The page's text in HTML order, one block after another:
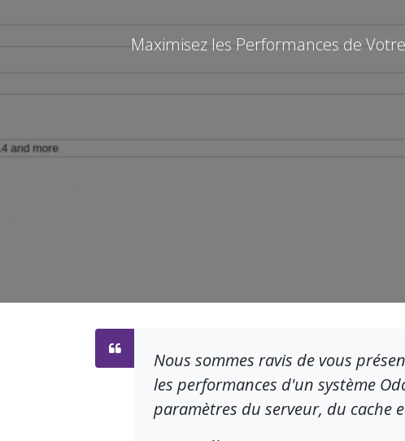
Maximisez les Performances de
Nous sommes ravis de vous
les performances d'un système
paramètres du serveur, du cache